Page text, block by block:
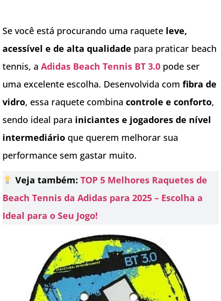
Se você está procurando uma raquete leve,
acessível e de alta qualidade para praticar beach
tennis, a Adidas Beach Tennis BT 3.0 pode ser
uma excelente escolha. Desenvolvida com fibra de
vidro, essa raquete combina controle e conforto,
sendo ideal para iniciantes e jogadores de nível
intermediário que querem melhorar sua
performance sem gastar muito.
Veja também: TOP 5 Melhores Raquetes de
Beach Tennis da Adidas para 2025 – Escolha a
Ideal para o Seu Jogo!